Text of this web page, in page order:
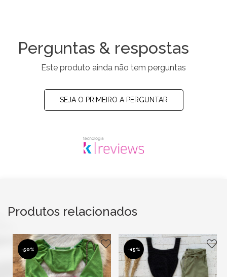
Perguntas & respostas
Este produto ainda não tem perguntas
SEJA O PRIMEIRO A PERGUNTAR
Produtos relacionados
-50% -15%